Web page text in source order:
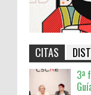
CITAS
3ª